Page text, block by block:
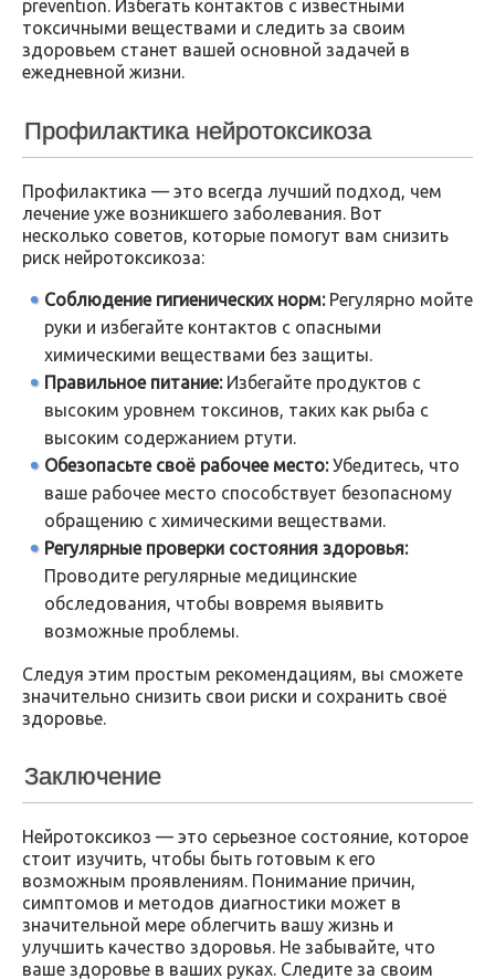
prevention. Избегать контактов с известными
токсичными веществами и следить за своим
здоровьем станет вашей основной задачей в
ежедневной жизни.
Профилактика нейротоксикоза
Профилактика — это всегда лучший подход, чем
лечение уже возникшего заболевания. Вот
несколько советов, которые помогут вам снизить
риск нейротоксикоза:
Соблюдение гигиенических норм:Регулярно мойте
руки и избегайте контактов с опасными
химическими веществами без защиты.
Правильное питание:Избегайте продуктов с
высоким уровнем токсинов, таких как рыба с
высоким содержанием ртути.
Обезопасьте своё рабочее место:Убедитесь, что
ваше рабочее место способствует безопасному
обращению с химическими веществами.
Регулярные проверки состояния здоровья:
Проводите регулярные медицинские
обследования, чтобы вовремя выявить
возможные проблемы.
Следуя этим простым рекомендациям, вы сможете
значительно снизить свои риски и сохранить своё
здоровье.
Заключение
Нейротоксикоз — это серьезное состояние, которое
стоит изучить, чтобы быть готовым к его
возможным проявлениям. Понимание причин,
симптомов и методов диагностики может в
значительной мере облегчить вашу жизнь и
улучшить качество здоровья. Не забывайте, что
ваше здоровье в ваших руках. Следите за своим